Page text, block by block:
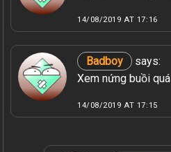
14/08/2019 AT 17:16
Badboy
says:
Xem nứng buồi quá
14/08/2019 AT 17:15